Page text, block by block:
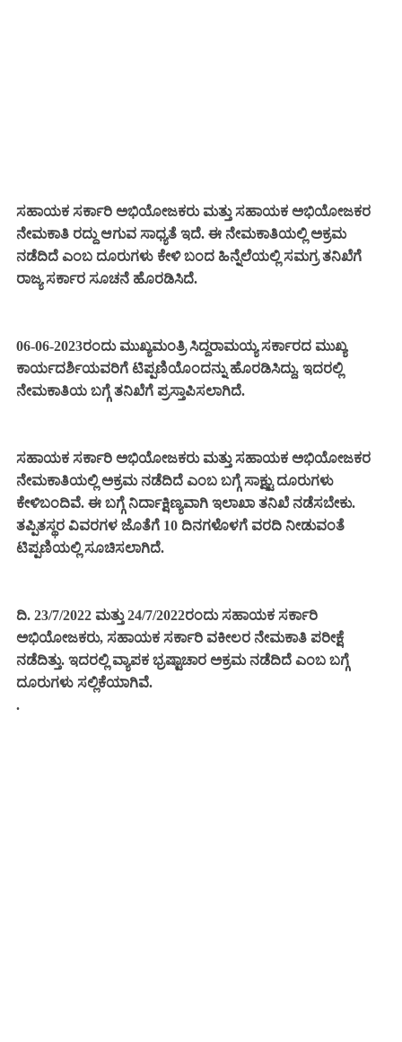
ಸಹಾಯಕ ಸರ್ಕಾರಿ ಅಭಿಯೋಜಕರು ಮತ್ತು ಸಹಾಯಕ ಅಭಿಯೋಜಕರ
ನೇಮಕಾತಿ ರದ್ದು ಆಗುವ ಸಾಧ್ಯತೆ ಇದೆ. ಈ ನೇಮಕಾತಿಯಲ್ಲಿ ಅಕ್ರಮ
ನಡೆದಿದೆ ಎಂಬ ದೂರುಗಳು ಕೇಳಿ ಬಂದ ಹಿನ್ನೆಲೆಯಲ್ಲಿ ಸಮಗ್ರ ತನಿಖೆಗೆ
ರಾಜ್ಯ ಸರ್ಕಾರ ಸೂಚನೆ ಹೊರಡಿಸಿದೆ.
06-06-2023ರಂದು ಮುಖ್ಯಮಂತ್ರಿ ಸಿದ್ದರಾಮಯ್ಯ ಸರ್ಕಾರದ ಮುಖ್ಯ
ಕಾರ್ಯದರ್ಶಿಯವರಿಗೆ ಟಿಪ್ಪಣಿಯೊಂದನ್ನು ಹೊರಡಿಸಿದ್ದು, ಇದರಲ್ಲಿ
ನೇಮಕಾತಿಯ ಬಗ್ಗೆ ತನಿಖೆಗೆ ಪ್ರಸ್ತಾಪಿಸಲಾಗಿದೆ.
ಸಹಾಯಕ ಸರ್ಕಾರಿ ಅಭಿಯೋಜಕರು ಮತ್ತು ಸಹಾಯಕ ಅಭಿಯೋಜಕರ
ನೇಮಕಾತಿಯಲ್ಲಿ ಅಕ್ರಮ ನಡೆದಿದೆ ಎಂಬ ಬಗ್ಗೆ ಸಾಕ್ಷ್ಟು ದೂರುಗಳು
ಕೇಳಿಬಂದಿವೆ. ಈ ಬಗ್ಗೆ ನಿರ್ದಾಕ್ಷಿಣ್ಯವಾಗಿ ಇಲಾಖಾ ತನಿಖೆ ನಡೆಸಬೇಕು.
ತಪ್ಪಿತಸ್ಥರ ವಿವರಗಳ ಜೊತೆಗೆ 10 ದಿನಗಳೊಳಗೆ ವರದಿ ನೀಡುವಂತೆ
ಟಿಪ್ಪಣಿಯಲ್ಲಿ ಸೂಚಿಸಲಾಗಿದೆ.
ದಿ. 23/7/2022 ಮತ್ತು 24/7/2022ರಂದು ಸಹಾಯಕ ಸರ್ಕಾರಿ
ಅಭಿಯೋಜಕರು, ಸಹಾಯಕ ಸರ್ಕಾರಿ ವಕೀಲರ ನೇಮಕಾತಿ ಪರೀಕ್ಷೆ
ನಡೆದಿತ್ತು. ಇದರಲ್ಲಿ ವ್ಯಾಪಕ ಭ್ರಷ್ಟಾಚಾರ ಅಕ್ರಮ ನಡೆದಿದೆ ಎಂಬ ಬಗ್ಗೆ
ದೂರುಗಳು ಸಲ್ಲಿಕೆಯಾಗಿವೆ.
.